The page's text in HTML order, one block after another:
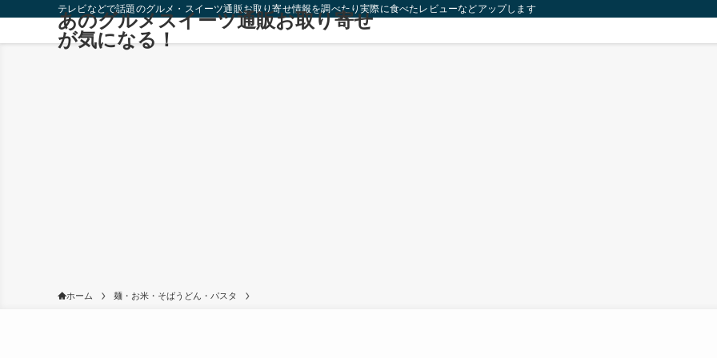
テレビなどで話題のグルメ・スイーツ通販お取り寄せ情報を調べたり実際に食べたレビューなどアップします！
あのグルメスイーツ通販お取り寄せ
が気になる！
ホーム 麺・お米・そばうどん・パスタ